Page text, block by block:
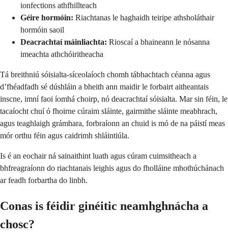
ionfections athfhillteach
Géire hormóin: Riachtanas le haghaidh teiripe athsholáthair
hormóin saoil
Deacrachtaí máinliachta: Rioscaí a bhaineann le nósanna
imeachta athchóiritheacha
Tá breithniú sóisialta-síceolaíoch chomh tábhachtach céanna agus
d’fhéadfadh sé dúshláin a bheith ann maidir le forbairt aitheantais
inscne, imní faoi íomhá choirp, nó deacrachtaí sóisialta. Mar sin féin, le
tacaíocht chuí ó fhoirne cúraim sláinte, gairmithe sláinte meabhrach,
agus teaghlaigh grámhara, forbraíonn an chuid is mó de na páistí meas
mór orthu féin agus caidrimh shláintiúla.
Is é an eochair ná sainaithint luath agus cúram cuimsitheach a
bhfreagraíonn do riachtanais leighis agus do fholláine mhothúchánach
ar feadh forbartha do linbh.
Conas is féidir ginéitic neamhghnácha a
chosc?